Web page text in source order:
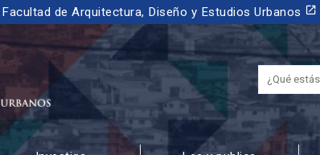
Facultad de Arquitectura, Diseño y Estudios Urbanos launch